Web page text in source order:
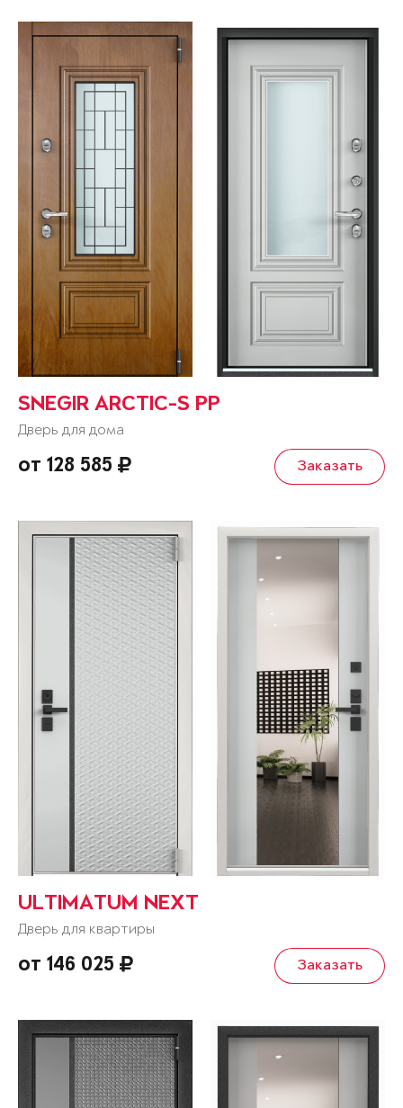
SNEGIR ARCTIC-S PP
Дверь для дома
от 128 585 Заказать
ULTIMATUM NEXT
Дверь для квартиры
от 146 025 Заказать